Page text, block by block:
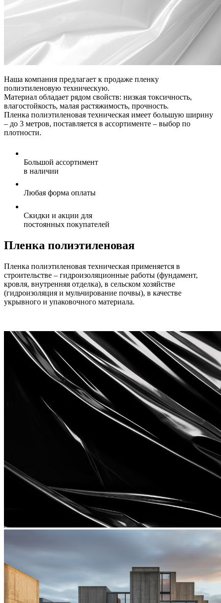
Наша компания предлагает к продаже пленку
полиэтиленовую техническую.
Материал обладает рядом свойств: низкая токсичность,
влагостойкость, малая растяжимость, прочность.
Пленка полиэтиленовая техническая имеет большую ширину
– до 3 метров, поставляется в ассортименте – выбор по
плотности.
Большой ассортимент
в наличии
Любая форма оплаты
Скидки и акции для
постоянных покупателей
Пленка полиэтиленовая
Пленка полиэтиленовая техническая применяется в
строительстве – гидроизоляционные работы (фундамент,
кровля, внутренняя отделка), в сельском хозяйстве
(гидроизоляция и мульчирование почвы), в качестве
укрывного и упаковочного материала.